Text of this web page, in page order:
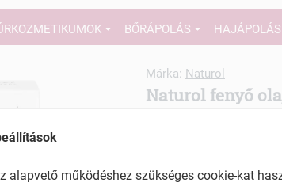
BŐRÁPOLÁS HAJÁPOLÁS
Márka: Naturol
Naturol fenyő
alapvető működéshez szükséges cookie-kat